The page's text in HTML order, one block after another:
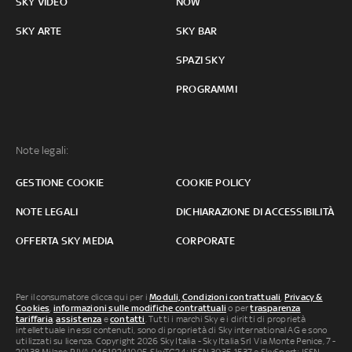
SKY ARTE SKY BAR
SPAZI SKY
PROGRAMMI
Note legali:
GESTIONE COOKIE COOKIE POLICY
NOTE LEGALI DICHIARAZIONE DI ACCESSIBILITÀ
OFFERTA SKY MEDIA CORPORATE
Per il consumatore clicca qui per iModuli, Condizioni contrattuali, Privacy &
Cookies, informazioni sulle modifiche contrattuali o pertrasparenza
tariffaria,assistenza econtatti. Tutti i marchi Sky e i diritti di proprietà
intellettuale in essi contenuti, sono di proprietà di Sky international AG e sono
utilizzati su licenza. Copyright 2026 Sky Italia - Sky Italia Srl Via Monte Penice, 7 -